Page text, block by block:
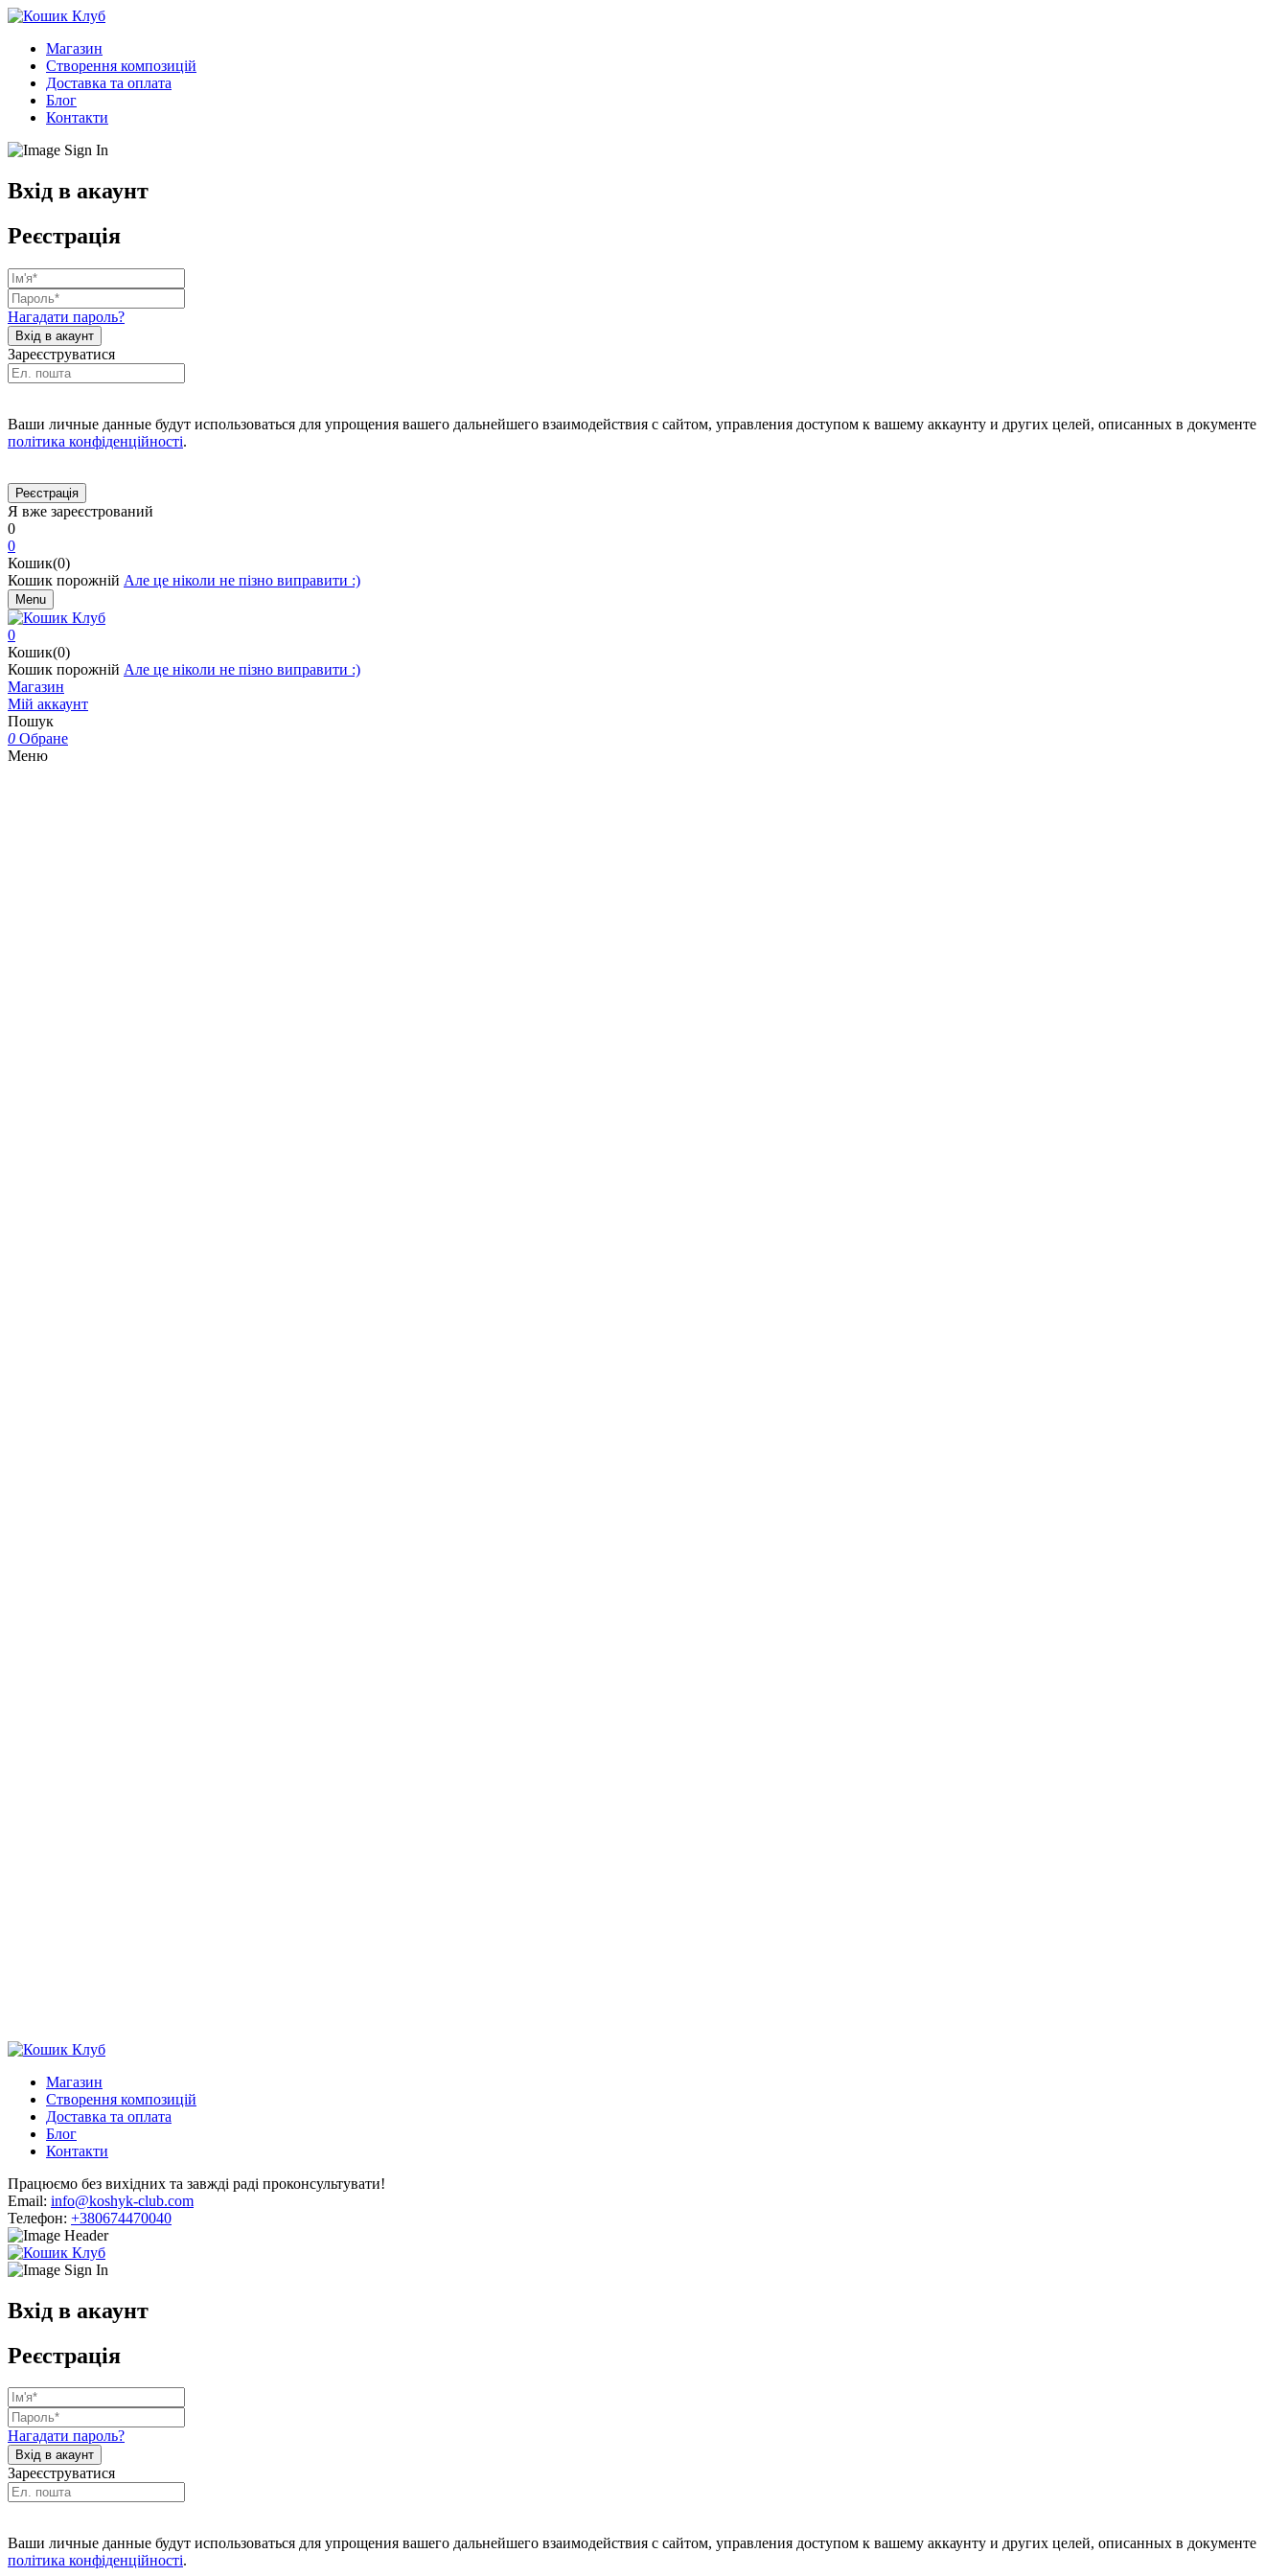
Магазин
Створення композицій
Доставка та оплата
Блог
Контакти
Вхід в акаунт
Реєстрація
Нагадати пароль?
Зареєструватися
Ваши личные данные будут использоваться для упрощения вашего дальнейшего взаимодействия с сайтом, управления доступом к вашему аккаунту и других целей, описанных в документе
політика конфіденційності.
Я вже зареєстрований
0
0
Кошик(0)
Кошик порожній Але це ніколи не пізно виправити :)
Menu
0
Кошик(0)
Кошик порожній Але це ніколи не пізно виправити :)
Магазин
Мій аккаунт
Пошук
0 Обране
Меню
Магазин
Створення композицій
Доставка та оплата
Блог
Контакти
Працюємо без вихідних та завжді раді проконсультувати!
Email: info@koshyk-club.com
Телефон: +380674470040
Вхід в акаунт
Реєстрація
Нагадати пароль?
Зареєструватися
Ваши личные данные будут использоваться для упрощения вашего дальнейшего взаимодействия с сайтом, управления доступом к вашему аккаунту и других целей, описанных в документе
політика конфіденційності.